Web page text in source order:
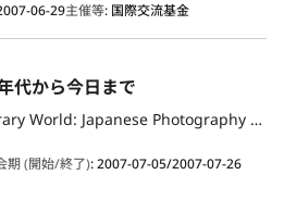
06-29主催等: 国際交流基金
代から今日まで
Gazing at the Contemporary World: Japanese Photography from the 1970s to the Present
期 (開始/終了):2007-07-05/2007-07-26